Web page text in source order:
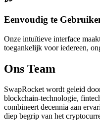
Eenvoudig te
Onze intuïtieve interface
toegankelijk voor iedereen,
Ons Team
SwapRocket wordt geleid
blockchain-technologie,
combineert decennia aan
diep begrip van het